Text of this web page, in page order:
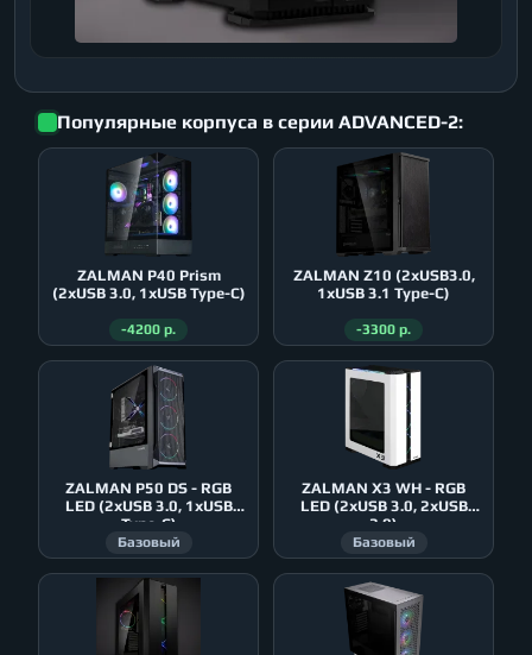
Популярные корпуса в серии ADVANCED-2:
ZALMAN P40 Prism
(2xUSB 3.0, 1xUSB Type-C)
-4200 р.
ZALMAN Z10 (2xUSB3.0,
1xUSB 3.1 Type-C)
-3300 р.
ZALMAN P50 DS - RGB
LED (2xUSB 3.0, 1xUSB
Type-C)
Базовый
ZALMAN X3 WH - RGB
LED (2xUSB 3.0, 2xUSB
2.0)
Базовый